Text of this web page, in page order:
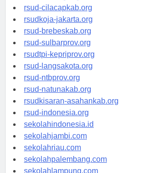
rsud-sintang.org
rsud-cilacapkab.org
rsudkoja-jakarta.org
rsud-brebeskab.org
rsud-sulbarprov.org
rsudtpi-kepriprov.org
rsud-langsakota.org
rsud-ntbprov.org
rsud-natunakab.org
rsudkisaran-asahankab.org
rsud-indonesia.org
sekolahindonesia.id
sekolahjambi.com
sekolahriau.com
sekolahpalembang.com